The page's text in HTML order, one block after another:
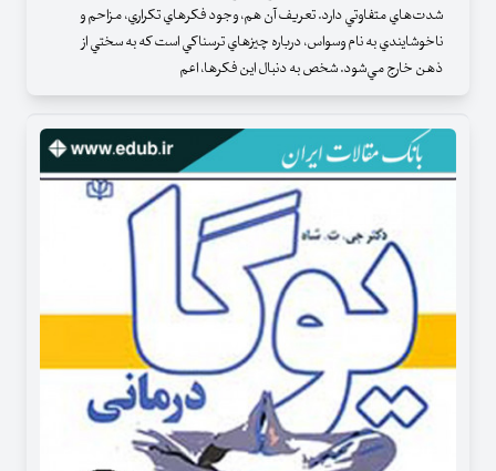
شدت‌هاي متفاوتي دارد. تعريف آن هم، وجود فكرهاي تكراري، مزاحم و
ناخوشايندي به نام وسواس، درباره چيزهاي ترسناكي است كه به سختي از
ذهن خارج مي‌شود. شخص به دنبال اين فكرها، اعم